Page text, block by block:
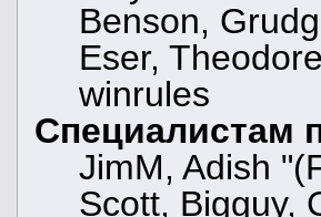
Benson,
Eser,
winrules
Специалистам
JimM, Adish
Scott, Bigguy,